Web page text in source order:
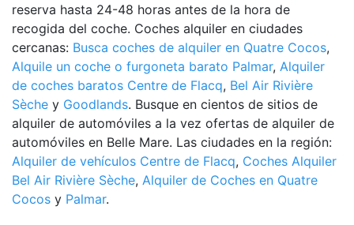
reserva hasta 24-48 horas antes de la hora de
recogida del coche. Coches alquiler en ciudades
cercanas: Busca coches de alquiler en Quatre Cocos,
Alquile un coche o furgoneta barato Palmar, Alquiler
de coches baratos Centre de Flacq, Bel Air Rivière
Sèche y Goodlands. Busque en cientos de sitios de
alquiler de automóviles a la vez ofertas de alquiler de
automóviles en Belle Mare. Las ciudades en la región:
Alquiler de vehículos Centre de Flacq, Coches Alquiler
Bel Air Rivière Sèche, Alquiler de Coches en Quatre
Cocos y Palmar.